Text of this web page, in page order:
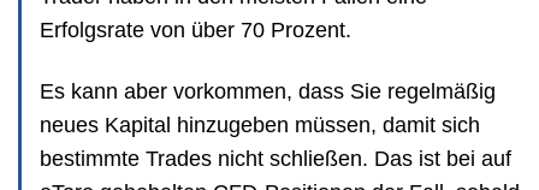
Erfolgsrate von über 70 Prozent.
Es kann aber vorkommen, dass Sie regelmäßig
neues Kapital hinzugeben müssen, damit sich
bestimmte Trades nicht schließen. Das ist bei auf